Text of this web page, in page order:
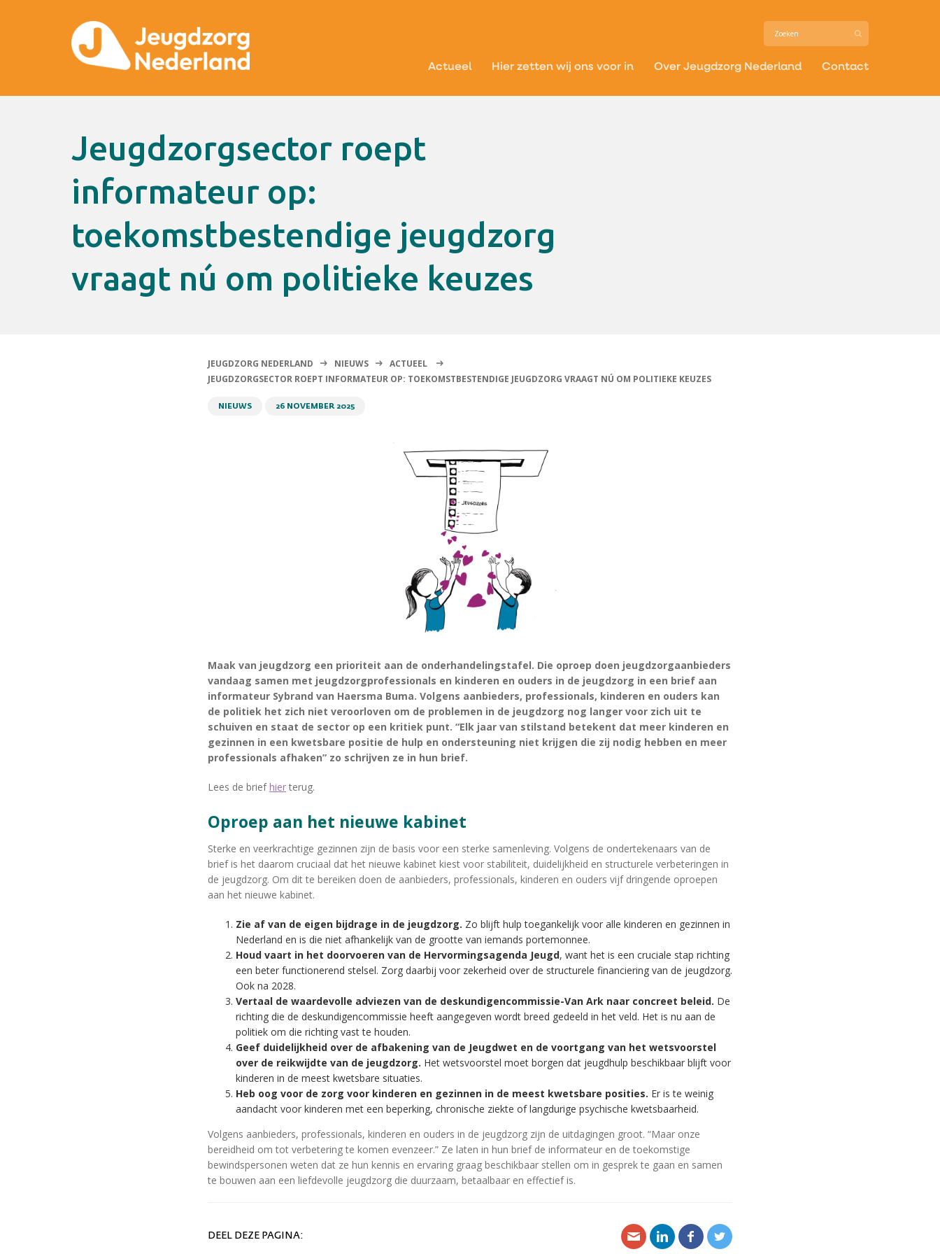
Actueel Hier zetten wij ons voor in Over Jeugdzorg Nederland Contact
Jeugdzorgsector roept
informateur op:
toekomstbestendige jeugdzorg
vraagt nú om politieke keuzes
JEUGDZORG NEDERLAND NIEUWS
ACTUEEL
JEUGDZORGSECTOR ROEPT INFORMATEUR OP: TOEKOMSTBESTENDIGE JEUGDZORG VRAAGT NÚ OM POLITIEKE KEUZES
NIEUWS 26 NOVEMBER 2025
Maak van jeugdzorg een prioriteit aan de onderhandelingstafel. Die oproep doen jeugdzorgaanbieders
vandaag samen met jeugdzorgprofessionals en kinderen en ouders in de jeugdzorg in een brief aan
informateur Sybrand van Haersma Buma. Volgens aanbieders, professionals, kinderen en ouders kan
de politiek het zich niet veroorloven om de problemen in de jeugdzorg nog langer voor zich uit te
schuiven en staat de sector op een kritiek punt. “Elk jaar van stilstand betekent dat meer kinderen en
gezinnen in een kwetsbare positie de hulp en ondersteuning niet krijgen die zij nodig hebben en meer
professionals afhaken” zo schrijven ze in hun brief.
Lees de briefhier terug.
Oproep aan het nieuwe kabinet
Sterke en veerkrachtige gezinnen zijn de basis voor een sterke samenleving. Volgens de ondertekenaars van de
brief is het daarom cruciaal dat het nieuwe kabinet kiest voor stabiliteit, duidelijkheid en structurele verbeteringen in
de jeugdzorg. Om dit te bereiken doen de aanbieders, professionals, kinderen en ouders vijf dringende oproepen
aan het nieuwe kabinet.
Zie af van de eigen bijdrage in de jeugdzorg. Zo blijft hulp toegankelijk voor alle kinderen en gezinnen in
Nederland en is die niet afhankelijk van de grootte van iemands portemonnee.
Houd vaart in het doorvoeren van de Hervormingsagenda Jeugd, want het is een cruciale stap richting
een beter functionerend stelsel. Zorg daarbij voor zekerheid over de structurele financiering van de jeugdzorg.
Ook na 2028.
Vertaal de waardevolle adviezen van de deskundigencommissie-Van Ark naar concreet beleid. De
richting die de deskundigencommissie heeft aangegeven wordt breed gedeeld in het veld. Het is nu aan de
politiek om die richting vast te houden.
Geef duidelijkheid over de afbakening van de Jeugdwet en de voortgang van het wetsvoorstel
over de reikwijdte van de jeugdzorg. Het wetsvoorstel moet borgen dat jeugdhulp beschikbaar blijft voor
kinderen in de meest kwetsbare situaties.
Heb oog voor de zorg voor kinderen en gezinnen in de meest kwetsbare posities. Er is te weinig
aandacht voor kinderen met een beperking, chronische ziekte of langdurige psychische kwetsbaarheid.
Volgens aanbieders, professionals, kinderen en ouders in de jeugdzorg zijn de uitdagingen groot. “Maar onze
bereidheid om tot verbetering te komen evenzeer.” Ze laten in hun brief de informateur en de toekomstige
bewindspersonen weten dat ze hun kennis en ervaring graag beschikbaar stellen om in gesprek te gaan en samen
te bouwen aan een liefdevolle jeugdzorg die duurzaam, betaalbaar en effectief is.
DEEL DEZE PAGINA: